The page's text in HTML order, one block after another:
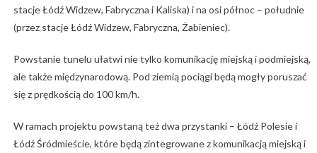
stacje Łódź Widzew, Fabryczna i Kaliska) i na osi północ – południe
(przez stacje Łódź Widzew, Fabryczna, Żabieniec).
Powstanie tunelu ułatwi nie tylko komunikację miejską i podmiejską,
ale także międzynarodową. Pod ziemią pociągi będą mogły poruszać
się z prędkością do 100 km/h.
W ramach projektu powstaną też dwa przystanki – Łódź Polesie i
Łódź Śródmieście, które będą zintegrowane z komunikacją miejską i